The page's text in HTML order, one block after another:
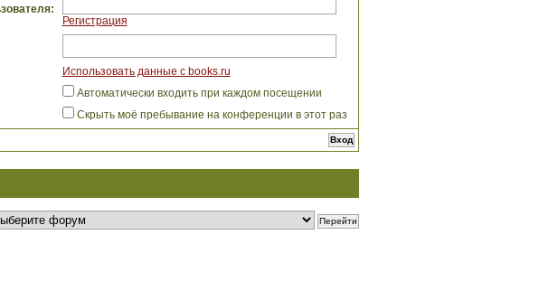
Регистрация
Использовать данные с books.ru
Автоматически входить при каждом посещении
Скрыть моё пребывание на конференции в этот раз